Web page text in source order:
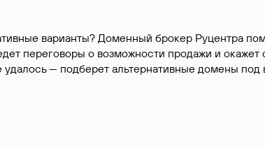
варианты? Доменный брокер Руцентра
переговоры о возможности продажи и окажет
— подберет альтернативные домены под